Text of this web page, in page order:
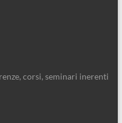
corsi, seminari inerenti